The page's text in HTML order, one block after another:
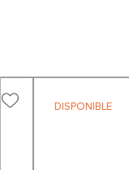
DISPONIBLE